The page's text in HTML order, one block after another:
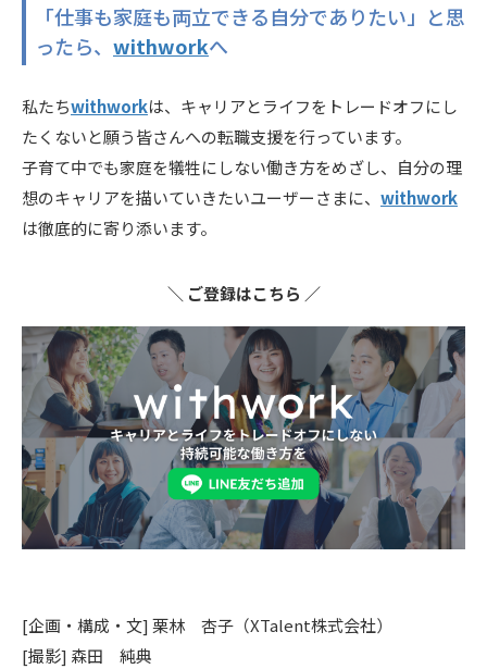
「仕事も家庭も両立できる自分でありたい」と思
ったら、 withworkへ
私たちwithworkは、キャリアとライフをトレードオフにし
たくないと願う皆さんへの転職支援を行っています。
子育て中でも家庭を犠牲にしない働き方をめざし、自分の理
想のキャリアを描いていきたいユーザーさまに、 withwork
は徹底的に寄り添います。
＼ ご登録はこちら ／
[企画・構成・文] 栗林 杏子（XTalent株式会社）
[撮影] 森田 純典